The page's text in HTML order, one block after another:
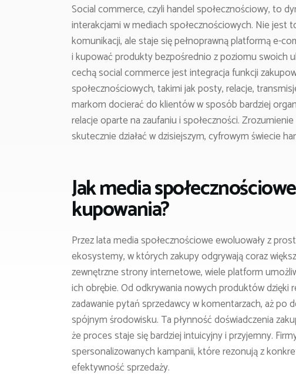
Social commerce, czyli handel społecznościowy, to
interakcjami w mediach społecznościowych. Nie jest
komunikacji, ale staje się pełnoprawną platformą e-
i kupować produkty bezpośrednio z poziomu swoich
cechą social commerce jest integracja funkcji
społecznościowych, takimi jak posty, relacje,
markom docierać do klientów w sposób bardziej
relacje oparte na zaufaniu i społeczności.
skutecznie działać w dzisiejszym, cyfrowym świecie
Jak media
kupowania?
Przez lata media społecznościowe ewoluowały z
ekosystemy, w których zakupy odgrywają coraz
zewnętrzne strony internetowe, wiele platform
ich obrębie. Od odkrywania nowych produktów
zadawanie pytań sprzedawcy w komentarzach, aż po
spójnym środowisku. Ta płynność doświadczenia
że proces staje się bardziej intuicyjny i przyjemny.
spersonalizowanych kampanii, które rezonują z
efektywność sprzedaży.